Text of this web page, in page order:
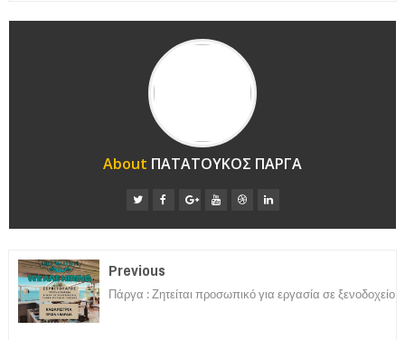
About ΠΑΤΑΤΟΥΚΟΣ ΠΑΡΓΑ
Previous
Πάργα : Ζητείται προσωπικό για εργασία σε ξενοδοχείο